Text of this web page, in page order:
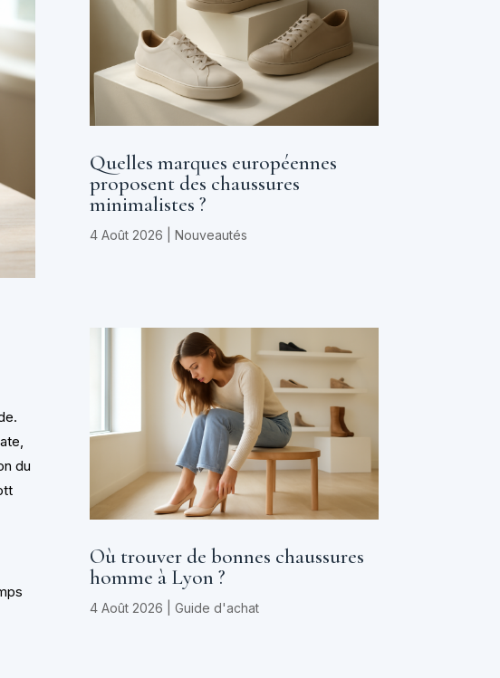
du
Quelles marques européennes
proposent des chaussures
minimalistes ?
4 Août 2026 Nouveautés
Où trouver de bonnes chaussures
homme à Lyon ?
4 Août 2026 Guide d'achat